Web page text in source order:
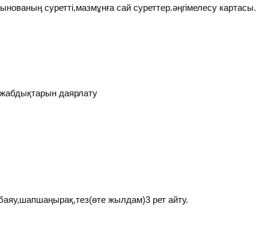
суретті,мазмұнға сай суреттер.әңгімелесу картасы.
даярлату
жылдам)3 рет айту.